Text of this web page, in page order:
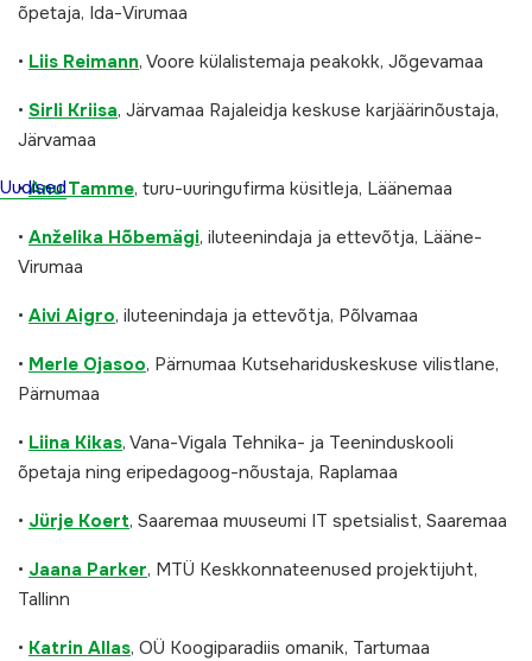
Uudised
õpetaja, Ida-Virumaa
• Liis Reimann, Voore külalistemaja peakokk, Jõgevamaa
• Sirli Kriisa, Järvamaa Rajaleidja keskuse karjäärinõustaja,
Järvamaa
•Anu Tamme, turu-uuringufirma küsitleja, Läänemaa
• Anželika Hõbemägi, iluteenindaja ja ettevõtja, Lääne-
Virumaa
• Aivi Aigro, iluteenindaja ja ettevõtja, Põlvamaa
• Merle Ojasoo, Pärnumaa Kutsehariduskeskuse vilistlane,
Pärnumaa
• Liina Kikas, Vana-Vigala Tehnika- ja Teeninduskooli
õpetaja ning eripedagoog-nõustaja, Raplamaa
• Jürje Koert, Saaremaa muuseumi IT spetsialist, Saaremaa
• Jaana Parker, MTÜ Keskkonnateenused projektijuht,
Tallinn
• Katrin Allas, OÜ Koogiparadiis omanik, Tartumaa